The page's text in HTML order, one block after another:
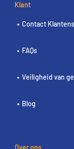
Klant
Contact
FAQs
Veiligheid van
Blog
Over ons